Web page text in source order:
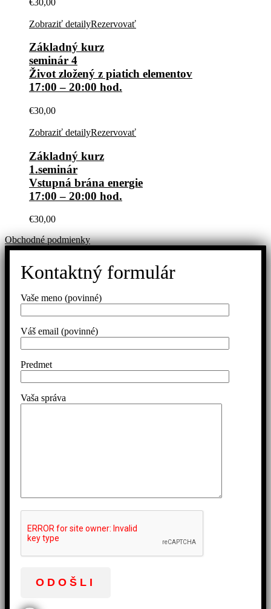
Zobraziť detailyRezervovať
Základný kurz
seminár 4
Život zložený z piatich elementov
17:00 – 20:00 hod.
€30,00
Zobraziť detailyRezervovať
Základný kurz
1.seminár
Vstupná brána energie
17:00 – 20:00 hod.
€30,00
Obchodné podmienky
Kontaktný formulár
Vaše meno (povinné)
Váš email (povinné)
Predmet
Vaša správa